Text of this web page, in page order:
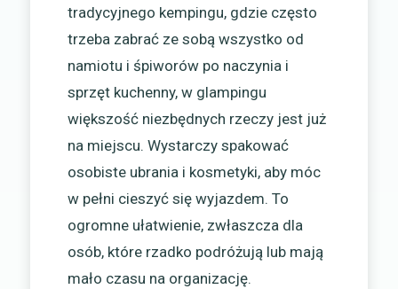
tradycyjnego kempingu, gdzie często
trzeba zabrać ze sobą wszystko od
namiotu i śpiworów po naczynia i
sprzęt kuchenny, w glampingu
większość niezbędnych rzeczy jest już
na miejscu. Wystarczy spakować
osobiste ubrania i kosmetyki, aby móc
w pełni cieszyć się wyjazdem. To
ogromne ułatwienie, zwłaszcza dla
osób, które rzadko podróżują lub mają
mało czasu na organizację.